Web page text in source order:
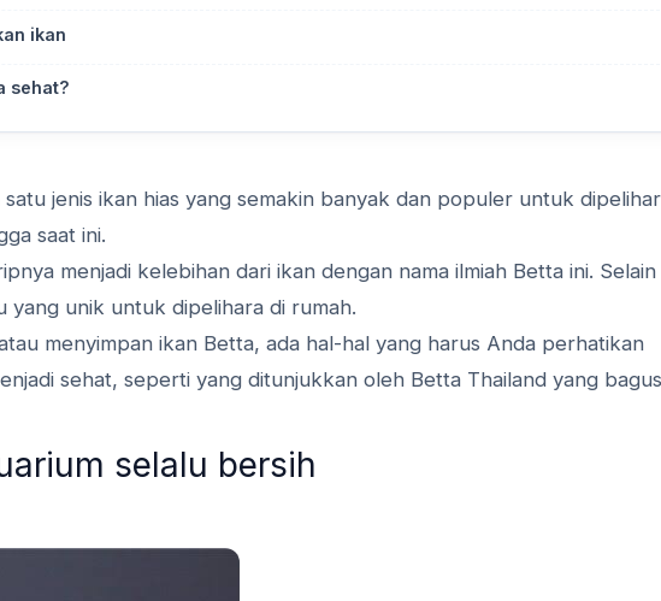
ikan
sehat?
jenis ikan hias yang semakin banyak dan populer untuk
saat ini.
menjadi kelebihan dari ikan dengan nama ilmiah Betta ini.
yang unik untuk dipelihara di rumah.
menyimpan ikan Betta, ada hal-hal yang harus Anda perhatikan
sehat, seperti yang ditunjukkan oleh Betta Thailand yang
selalu bersih